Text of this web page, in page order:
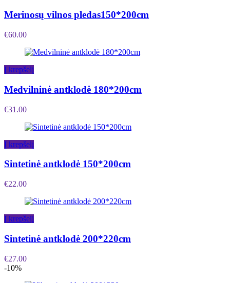
Merinosų vilnos pledas150*200cm
€60.00
Į krepšelį
Medvilninė antklodė 180*200cm
€31.00
Į krepšelį
Sintetinė antklodė 150*200cm
€22.00
Į krepšelį
Sintetinė antklodė 200*220cm
€27.00
-10%